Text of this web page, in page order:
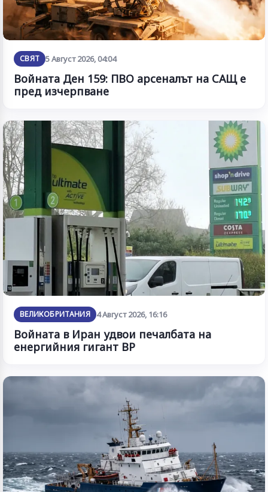
СВЯТ 5 Август 2026, 04:04
Войната Ден 159: ПВО арсеналът на САЩ е
пред изчерпване
ВЕЛИКОБРИТАНИЯ 4 Август 2026, 16:16
Войната в Иран удвои печалбата на
енергийния гигант BP